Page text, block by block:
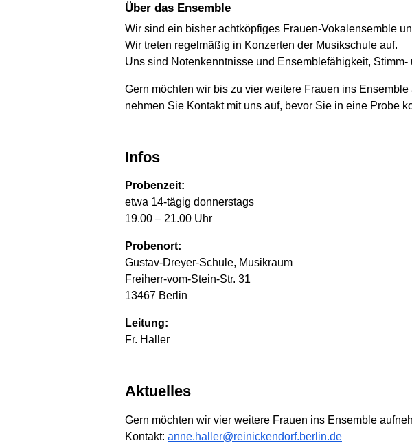
Über das Ensemble
Wir sind ein bisher achtköpfiges Frauen-Vokalensemble
Wir treten regelmäßig in Konzerten der Musikschule auf.
Uns sind Notenkenntnisse und Ensemblefähigkeit,
Gern möchten wir bis zu vier weitere Frauen ins
nehmen Sie Kontakt mit uns auf, bevor Sie in eine Probe
Infos
Probenzeit:
etwa 14-tägig donnerstags
19.00 – 21.00 Uhr
Probenort:
Gustav-Dreyer-Schule, Musikraum
Freiherr-vom-Stein-Str. 31
13467 Berlin
Leitung:
Fr. Haller
Aktuelles
Gern möchten wir vier weitere Frauen ins Ensemble
Kontakt: anne.haller@reinickendorf.berlin.de